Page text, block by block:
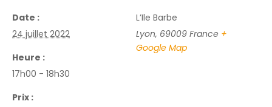
Date :
24 juillet 2022
Heure :
17h00 - 18h30
Prix :
L’Ile Barbe
Lyon, 69009 France +
Google Map